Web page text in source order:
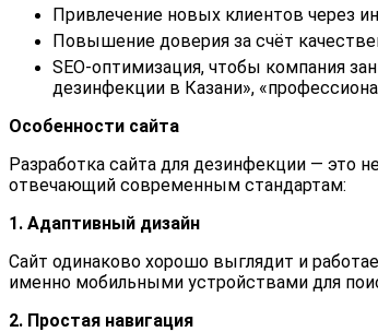
Привлечение новых клиентов через
Повышение доверия за счёт
SEO‑оптимизация, чтобы компания
дезинфекции в Казани»,
Особенности сайта
Разработка сайта для дезинфекции — это
отвечающий современным стандартам:
1. Адаптивный дизайн
Сайт одинаково хорошо выглядит и
именно мобильными устройствами для
2. Простая навигация